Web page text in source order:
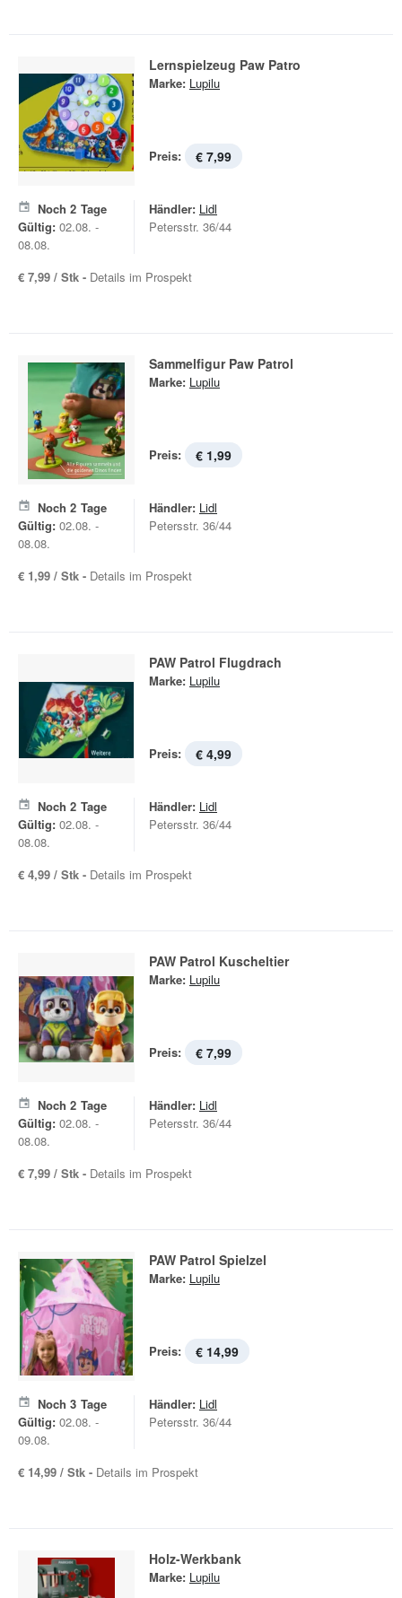
Lernspielzeug Paw Patro
Marke: Lupilu
Preis: € 7,99
Noch 2 Tage
Gültig: 02.08. -
08.08.
Händler: Lidl
Petersstr. 36/44
€ 7,99 / Stk - Details im Prospekt
Sammelfigur Paw Patrol
Marke: Lupilu
Preis: € 1,99
Noch 2 Tage
Gültig: 02.08. -
08.08.
Händler: Lidl
Petersstr. 36/44
€ 1,99 / Stk - Details im Prospekt
PAW Patrol Flugdrach
Marke: Lupilu
Preis: € 4,99
Noch 2 Tage
Gültig: 02.08. -
08.08.
Händler: Lidl
Petersstr. 36/44
€ 4,99 / Stk - Details im Prospekt
PAW Patrol Kuscheltier
Marke: Lupilu
Preis: € 7,99
Noch 2 Tage
Gültig: 02.08. -
08.08.
Händler: Lidl
Petersstr. 36/44
€ 7,99 / Stk - Details im Prospekt
PAW Patrol Spielzel
Marke: Lupilu
Preis: € 14,99
Noch 3 Tage
Gültig: 02.08. -
09.08.
Händler: Lidl
Petersstr. 36/44
€ 14,99 / Stk - Details im Prospekt
Holz-Werkbank
Marke: Lupilu